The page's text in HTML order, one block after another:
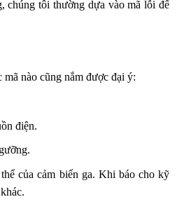
chúng tôi thường dựa vào mã lỗi để
nào cũng nắm được đại ý:
điện.
của cảm biến ga. Khi báo cho kỹ